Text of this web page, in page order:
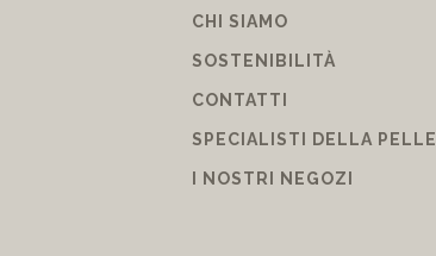
CHI SIAMO
SOSTENIBILITÀ
CONTATTI
SPECIALISTI DELLA PELLE
I NOSTRI NEGOZI